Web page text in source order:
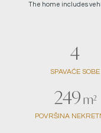
The home includes
4
SPAVAĆE SOBE
249 m²
POVRŠINA